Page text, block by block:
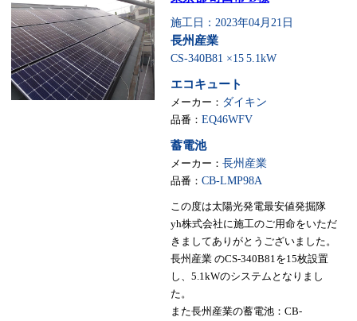
施工日：2023年04月21日
長州産業
CS-340B81 ×15 5.1kW
エコキュート
メーカー： ダイキン
品番： EQ46WFV
蓄電池
メーカー： 長州産業
品番： CB-LMP98A
この度は太陽光発電最安値発掘隊
yh株式会社に施工のご用命をいただ
きましてありがとうございました。
長州産業 のCS-340B81を15枚設置
し、5.1kWのシステムとなりまし
た。
また長州産業の蓄電池：CB-